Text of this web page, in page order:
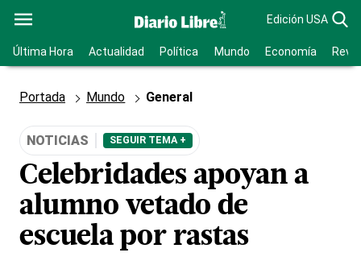
Edición USA
Última Hora Actualidad Política Mundo Economía
Portada Mundo General
NOTICIAS SEGUIR TEMA +
Celebridades apoyan a
alumno vetado de
escuela por rastas